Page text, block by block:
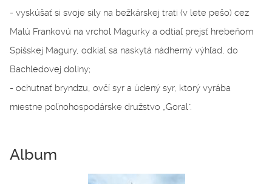
- vyskúšať si svoje sily na bežkárskej trati (v lete pešo) cez
Malú Frankovú na vrchol Magurky a odtiaľ prejsť hrebeňom
Spišskej Magury, odkiaľ sa naskytá nádherný výhľad, do
Bachledovej doliny;
- ochutnať bryndzu, ovčí syr a údený syr, ktorý vyrába
miestne poľnohospodárske družstvo „Goral”.
Album